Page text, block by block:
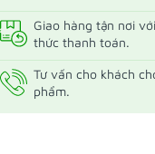
Giao hàng tận nơi
thức thanh toán.
Tư vấn cho khách
phẩm.